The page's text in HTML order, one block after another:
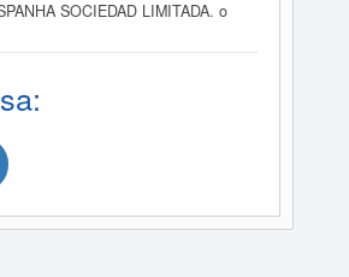
SOCIEDAD LIMITADA. o